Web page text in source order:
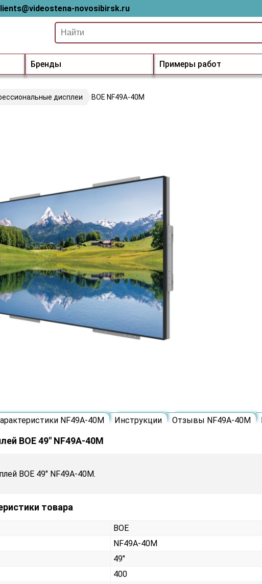
novosibirsk.ru
Бренды Примеры работ
дисплеи BOE NF49A-40M
NF49A-40M Инструкции Отзывы NF49A-40M
BOE 49" NF49A-40M
BOE 49" NF49A-40M.
товара
BOE
NF49A-40M
49"
400